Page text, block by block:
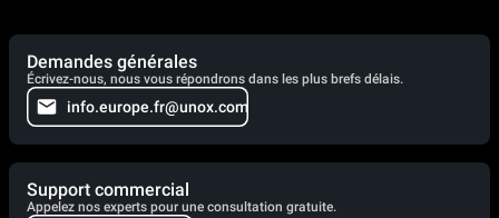
Demandes générales
Écrivez-nous, nous vous répondrons dans les plus brefs délais.
info.europe.fr@unox.com
Support commercial
Appelez nos experts pour une consultation gratuite.